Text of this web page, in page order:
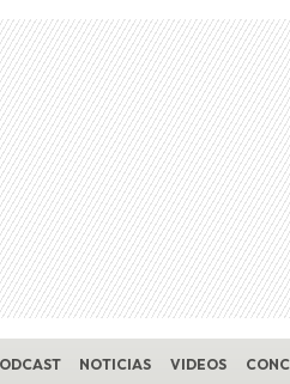
NOTICIAS VIDEOS